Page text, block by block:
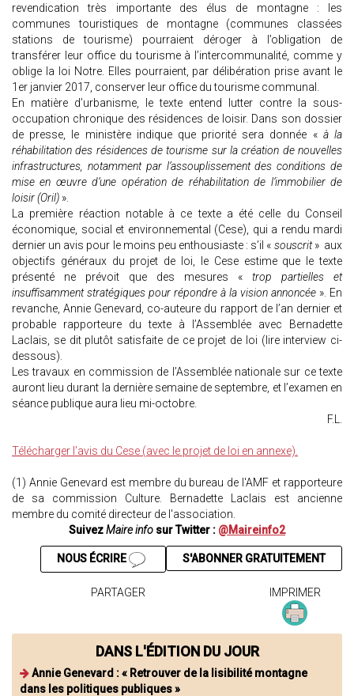
revendication très importante des élus de montagne : les
communes touristiques de montagne (communes classées
stations de tourisme) pourraient déroger à l’obligation de
transférer leur office du tourisme à l’intercommunalité, comme y
oblige la loi Notre. Elles pourraient, par délibération prise avant le
1er janvier 2017, conserver leur office du tourisme communal.
En matière d’urbanisme, le texte entend lutter contre la sous-
occupation chronique des résidences de loisir. Dans son dossier
de presse, le ministère indique que priorité sera donnée «à la
réhabilitation des résidences de tourisme sur la création de nouvelles
infrastructures, notamment par l’assouplissement des conditions de
mise en œuvre d’une opération de réhabilitation de l’immobilier de
loisir (Oril) ».
La première réaction notable à ce texte a été celle du Conseil
économique, social et environnemental (Cese), qui a rendu mardi
dernier un avis pour le moins peu enthousiaste : s’il « souscrit» aux
objectifs généraux du projet de loi, le Cese estime que le texte
présenté ne prévoit que des mesures « trop partielles et
insuffisamment stratégiques pour répondre à la vision annoncée ». En
revanche, Annie Genevard, co-auteure du rapport de l’an dernier et
probable rapporteure du texte à l’Assemblée avec Bernadette
Laclais, se dit plutôt satisfaite de ce projet de loi (lire interview ci-
dessous).
Les travaux en commission de l’Assemblée nationale sur ce texte
auront lieu durant la dernière semaine de septembre, et l’examen en
séance publique aura lieu mi-octobre.
F.L.
Télécharger l’avis du Cese (avec le projet de loi en annexe).
(1) Annie Genevard est membre du bureau de l'AMF et rapporteure
de sa commission Culture. Bernadette Laclais est ancienne
membre du comité directeur de l'association.
SuivezMaire info sur Twitter : @Maireinfo2
S'ABONNER GRATUITEMENT
NOUS ÉCRIRE
PARTAGER IMPRIMER
DANS L'ÉDITION DU JOUR
Annie Genevard : « Retrouver de la lisibilité montagne
dans les politiques publiques »